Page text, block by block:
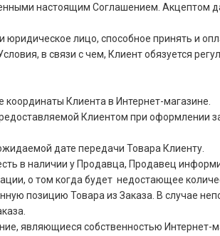
настоящим Соглашением. Акцептом
лицо, способное принять и
в связи с чем, Клиент обязуется
координаты Клиента в Интернет-магазине.
Клиентом при оформлении
дате передачи Товара Клиенту.
в наличии у Продавца, Продавец
о том когда будет недостающее
позицию Товара из Заказа. В случае
являющиеся собственностью Интернет-